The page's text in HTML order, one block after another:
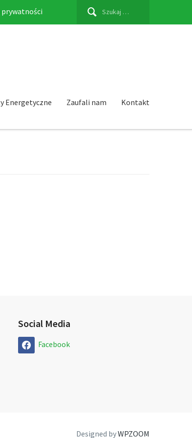
Szukaj:
Energetyczne Zaufali nam Kontakt
Social Media
Facebook
Designed byWPZOOM